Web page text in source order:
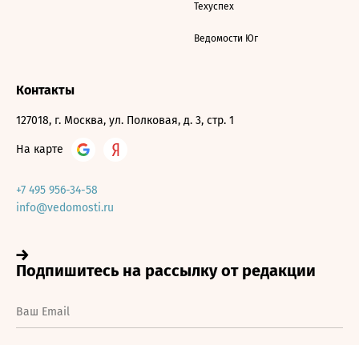
Техуспех
Ведомости Юг
Контакты
127018, г. Москва, ул. Полковая, д. 3, стр. 1
На карте
+7 495 956-34-58
info@vedomosti.ru